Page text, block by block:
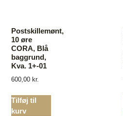
Postskillemønt,
10 øre
CORA, Blå
baggrund,
Kva. 1+-01
600,00 kr.
Tilføj til
kurv